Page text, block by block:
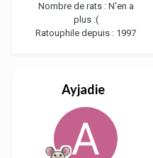
Nombre de rats : N'en a
plus :(
Ratouphile depuis : 1997
Ayjadie